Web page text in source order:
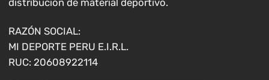
página
de
producto
RAZÓN SOCIAL:
MI DEPORTE PERU E.I.R.L.
RUC: 20608922114